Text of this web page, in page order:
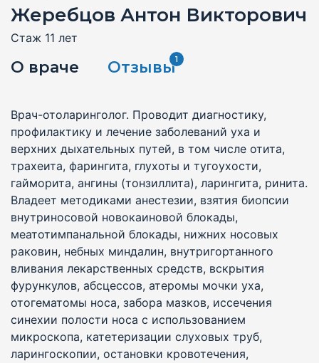
Жеребцов Антон Викторович
Стаж 11 лет
О враче Отзывы1
Врач-отоларинголог. Проводит диагностику,
профилактику и лечение заболеваний уха и
верхних дыхательных путей, в том числе отита,
трахеита, фарингита, глухоты и тугоухости,
гайморита, ангины (тонзиллита), ларингита, ринита.
Владеет методиками анестезии, взятия биопсии
внутриносовой новокаиновой блокады,
меатотимпанальной блокады, нижних носовых
раковин, небных миндалин, внутригортанного
вливания лекарственных средств, вскрытия
фурункулов, абсцессов, атеромы мочки уха,
отогематомы носа, забора мазков, иссечения
синехии полости носа с использованием
микроскопа, катетеризации слуховых труб,
ларингоскопии, остановки кровотечения,